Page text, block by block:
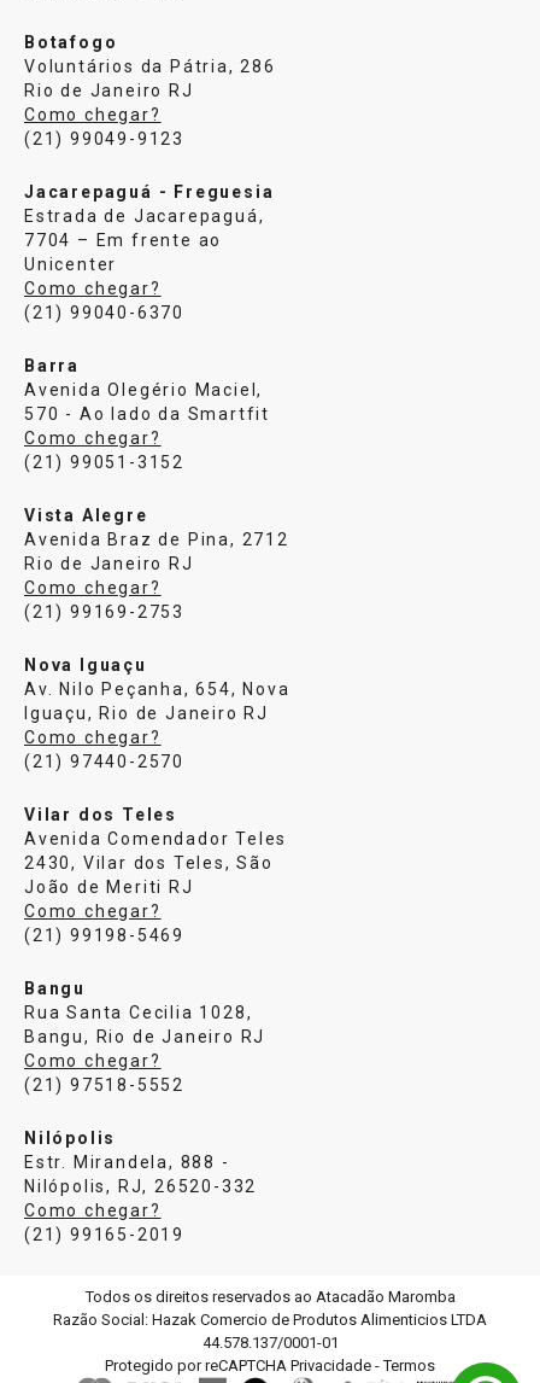
Botafogo
Voluntários da Pátria, 286
Rio de Janeiro RJ
Como chegar?
(21) 99049-9123
Jacarepaguá - Freguesia
Estrada de Jacarepaguá,
7704 – Em frente ao
Unicenter
Como chegar?
(21) 99040-6370
Barra
Avenida Olegério Maciel,
570 - Ao lado da Smartfit
Como chegar?
(21) 99051-3152
Vista Alegre
Avenida Braz de Pina, 2712
Rio de Janeiro RJ
Como chegar?
(21) 99169-2753
Nova Iguaçu
Av. Nilo Peçanha, 654, Nova
Iguaçu, Rio de Janeiro RJ
Como chegar?
(21) 97440-2570
Vilar dos Teles
Avenida Comendador Teles
2430, Vilar dos Teles, São
João de Meriti RJ
Como chegar?
(21) 99198-5469
Bangu
Rua Santa Cecilia 1028,
Bangu, Rio de Janeiro RJ
Como chegar?
(21) 97518-5552
Nilópolis
Estr. Mirandela, 888 -
Nilópolis, RJ, 26520-332
Como chegar?
(21) 99165-2019
Todos os direitos reservados ao Atacadão Maromba
Razão Social: Hazak Comercio de Produtos Alimenticios LTDA
44.578.137/0001-01
Protegido por reCAPTCHA Privacidade -Termos